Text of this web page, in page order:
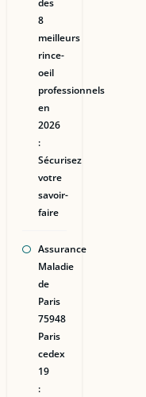
des
8
meilleurs
rince-
oeil
professionnels
en
2026
:
Sécurisez
votre
savoir-
faire
Assurance
Maladie
de
Paris
75948
Paris
cedex
19
: